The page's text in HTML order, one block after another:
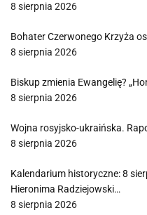
8 sierpnia 2026
Bohater Czerwonego Krzyża
8 sierpnia 2026
Biskup zmienia Ewangelię?
8 sierpnia 2026
Wojna rosyjsko-ukraińska.
8 sierpnia 2026
Kalendarium historyczne: 8
Hieronima Radziejowski…
8 sierpnia 2026